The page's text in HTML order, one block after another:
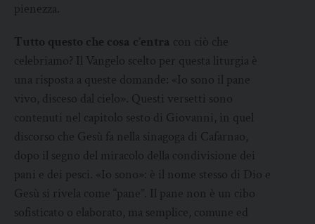
pienezza.
Tutto questo che cosa c’entra con ciò che
celebriamo? Il Vangelo scelto per questa liturgia è
una risposta a queste domande: «Io sono il pane
vivo, disceso dal cielo». Questi versetti sono
contenuti nel capitolo sesto di Giovanni, in quel
discorso che Gesù fa nella sinagoga di Cafarnao,
dopo il segno del miracolo della condivisione dei
pani e dei pesci. «Io sono»: è il nome stesso di Dio e
Gesù si rivela come “pane”. Il pane non è un cibo
sofisticato o elaborato, ma semplice, comune ed